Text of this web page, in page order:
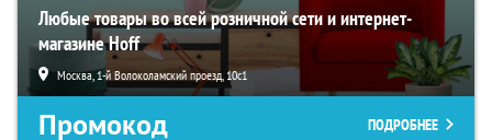
Любые товары во всей розничной сети и интернет-
магазине Hoff
Москва, 1-й Волоколамский проезд, 10с1
Промокод ПОДРОБНЕЕ